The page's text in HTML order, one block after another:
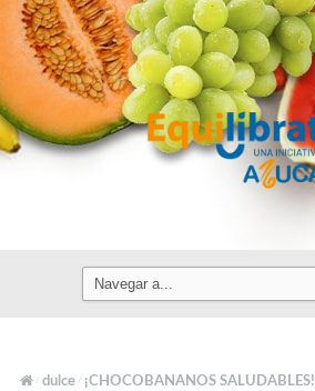
/ dulce / ¡CHOCOBANANOS SALUDABLES!